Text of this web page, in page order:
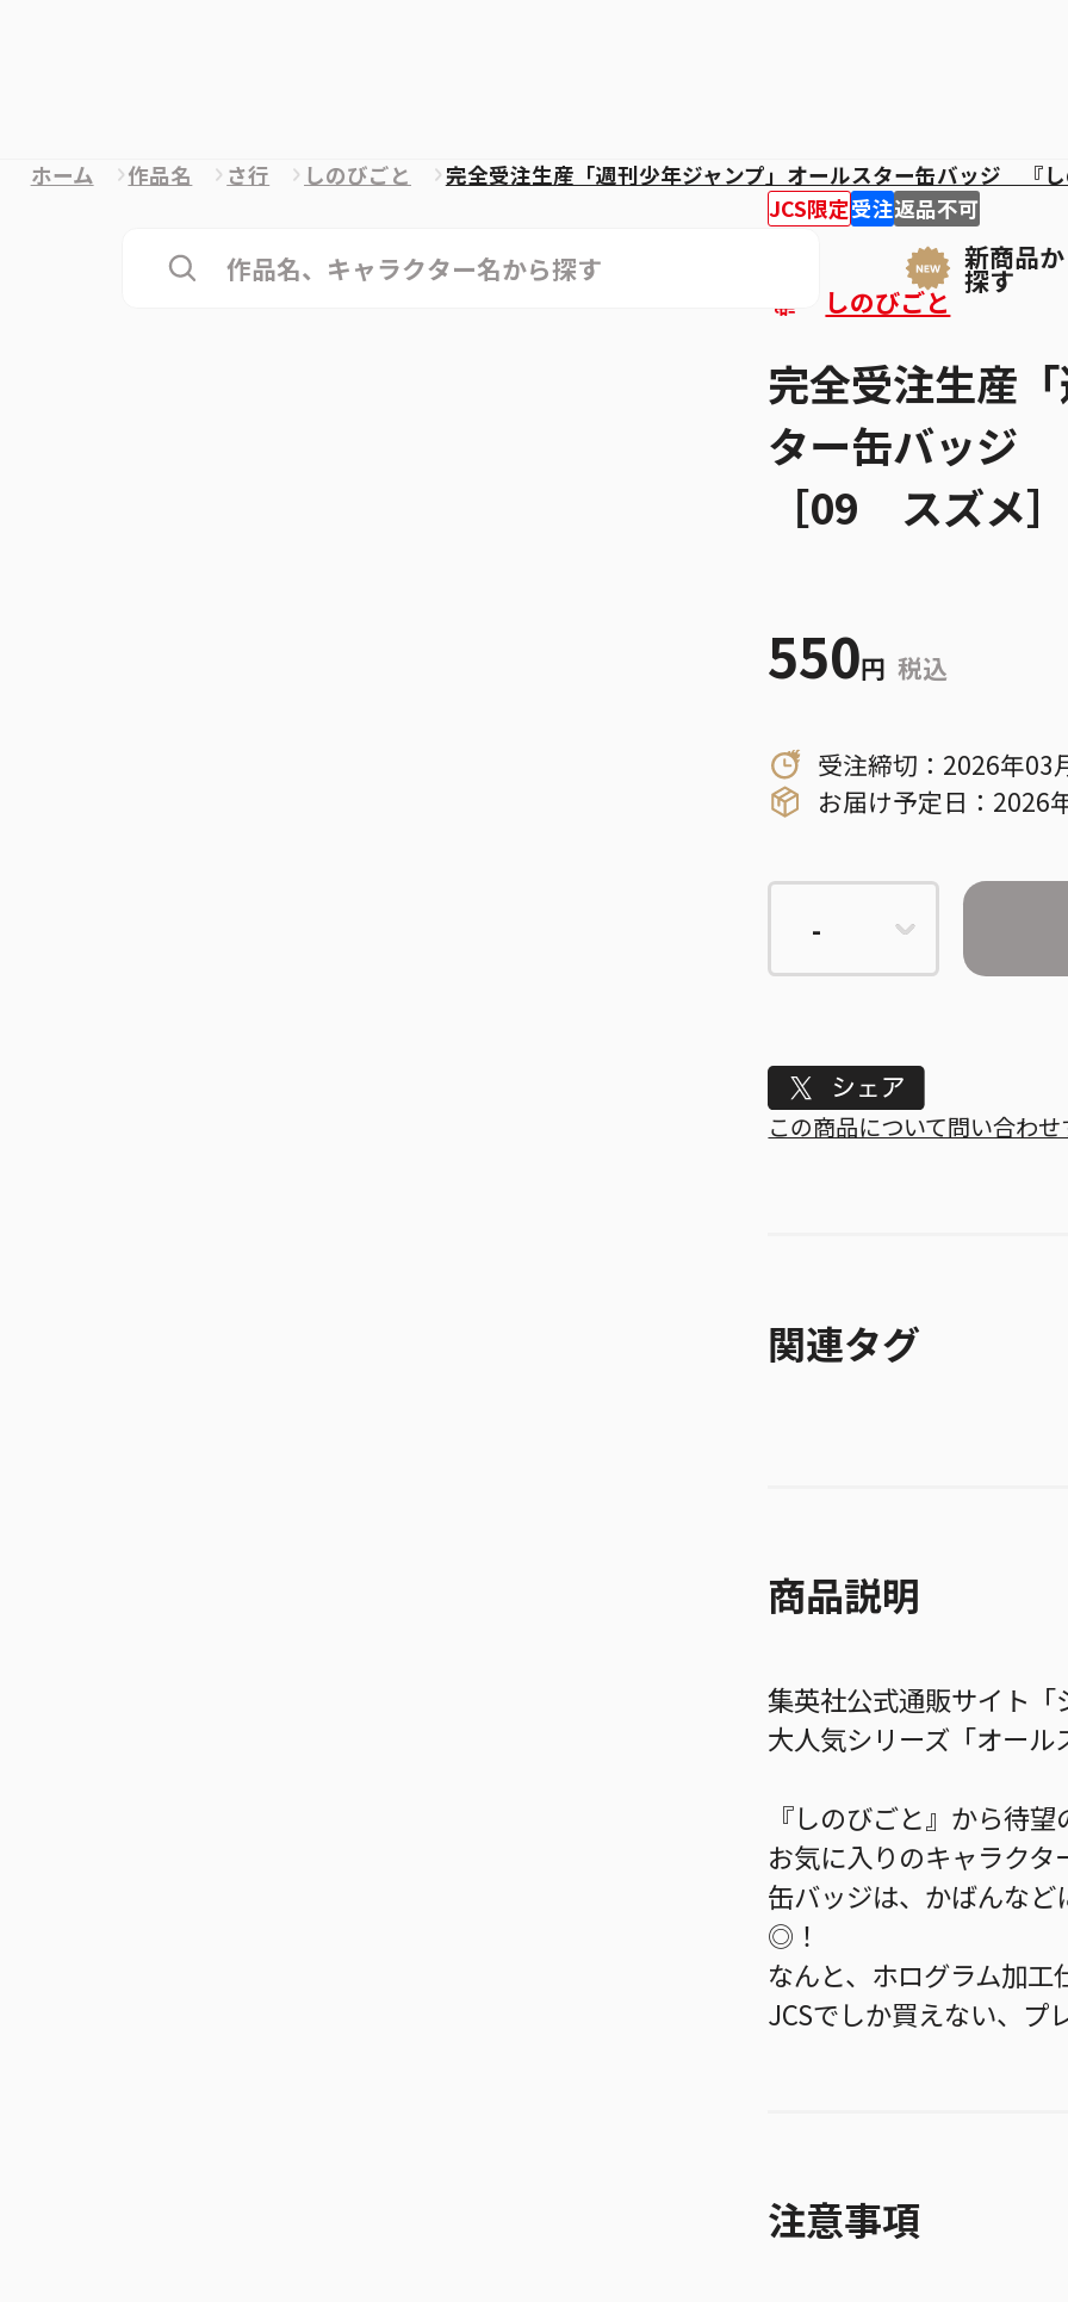
新商品
探す
ホーム 作品名 さ行 しのびごと 完全受注生産「週刊少年ジャンプ」オールスター缶バッジ
JCS限定受注返品不可
しのびごと
完全受注生産
ター缶バッ
［09 スズメ］
550円 税込
受注締切：2026年03
お届け予定日：2026
Tweet
この商品について問い合わ
関連タグ
商品説明
集英社公式通販サイト「
大人気シリーズ「オー
『しのびごと』から待
お気に入りのキャラク
缶バッジは、かばんな
◎！
なんと、ホログラム加
JCSでしか買えない、プ
注意事項